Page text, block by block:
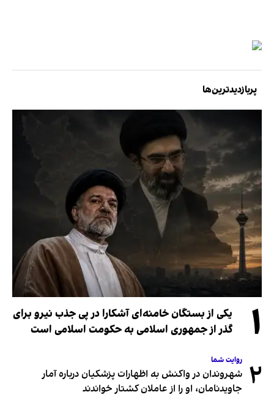
پربازدیدترین‌ها
۱
یکی از بستگان خامنه‌ای آشکارا در پی جذب نیرو برای
گذر از جمهوری اسلامی به حکومت اسلامی است
۲ روایت شما
شهروندان در واکنش به اظهارات پزشکیان درباره آمار
جاویدنامان، او را از عاملان کشتار خواندند